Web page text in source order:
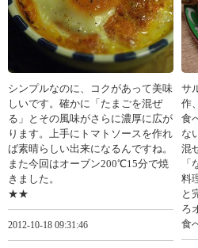
シンプルなのに、コクがあって美味
しいです。確かに「たまごを混ぜ
る」とその風味がさらに濃厚に広が
ります。上手にトマトソースを作れ
ば素晴らしい出来になるんですね。
また今回はオーブン200℃15分で焼
きました。
★★
2012-10-18 09:31:46
サ
作
食
な
混
料
と
ろ
食